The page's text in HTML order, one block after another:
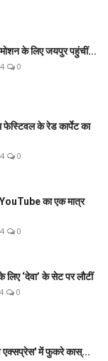
के लिए जयपुर पहुंचीं...
0
फेस्टिवल के रेड कार्पेट का
0
का एक मात्र
0
‘देवा’ के सेट पर लौटीं
0
एक्सप्रेस' में फुकरे कास्...